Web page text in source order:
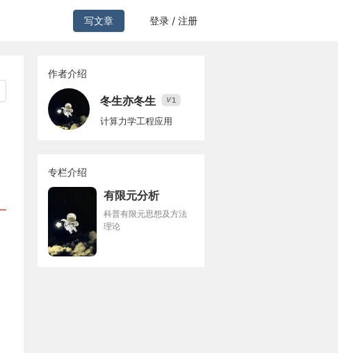
写文章 登录 / 注册
作者介绍
冬生亦冬生 V1
计算力学工程应用
专栏介绍
有限元分析
科普有限元思想及方法
理论